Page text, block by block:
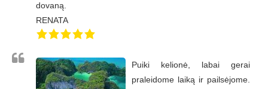
dovaną.
RENATA
Puiki kelionė, labai gerai
praleidome laiką ir pailsėjome.